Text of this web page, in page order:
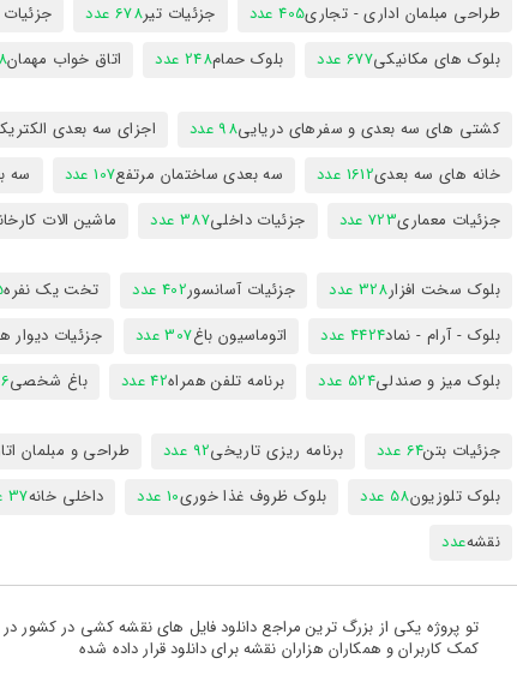
طراحی مبلمان اداری - تجاری405 عدد جزئیات تیر678 عدد
بلوک های مکانیکی677 عدد بلوک حمام248 عدد اتاق خواب مهمان
کشتی های سه بعدی و سفرهای دریایی98 عدد اجزای سه بعدی
خانه های سه بعدی1612 عدد سه بعدی ساختمان مرتفع107 عدد سه
جزئیات معماری723 عدد جزئیات داخلی387 عدد ماشین الات
بلوک سخت افزار328 عدد جزئیات آسانسور402 عدد تخت یک نفره
بلوک - آرام - نماد4424 عدد اتوماسیون باغ307 عدد جزئیات دیوار
بلوک میز و صندلی524 عدد برنامه تلفن همراه42 عدد باغ شخصی
جزئیات بتن64 عدد برنامه ریزی تاریخی92 عدد طراحی و مبلمان
بلوک تلوزیون58 عدد بلوک ظروف غذا خوری10 عدد داخلی خانه37 عدد
نقشهعدد
کمک کاربران و همکاران هزاران نقشه برای دانلود قرار داده شده